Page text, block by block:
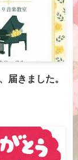
届きました。